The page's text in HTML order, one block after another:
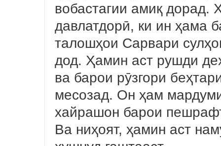
вобастагии амиқ дорад.
давлатдорӣ, ки ин ҳама
талошҳои Сарвари
дод. Ҳамин аст рушди
ва барои рӯзгори
месозад. Он ҳам
хайрашон барои
Ва ниҳоят, ҳамин аст